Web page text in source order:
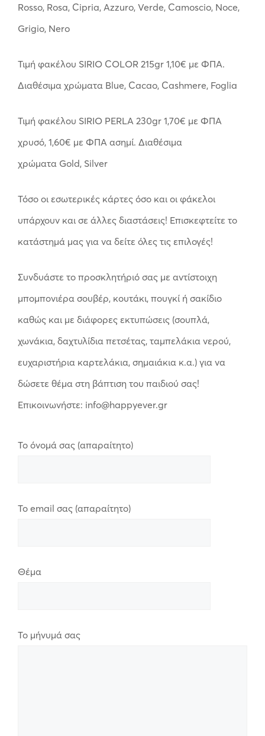
Rosso, Rosa, Cipria, Azzuro, Verde, Camoscio, Noce,
Grigio, Nero
Τιμή φακέλου SIRIO COLOR 215gr 1,10€ με ΦΠΑ.
Διαθέσιμα χρώματα Blue, Cacao, Cashmere, Foglia
Τιμή φακέλου SIRIO PERLA 230gr 1,70€ με ΦΠΑ
χρυσό, 1,60€ με ΦΠΑ ασημί. Διαθέσιμα
χρώματα Gold, Silver
Τόσο οι εσωτερικές κάρτες όσο και οι φάκελοι
υπάρχουν και σε άλλες διαστάσεις! Επισκεφτείτε το
κατάστημά μας για να δείτε όλες τις επιλογές!
Συνδυάστε το προσκλητήριό σας με αντίστοιχη
μπομπονιέρα σουβέρ, κουτάκι, πουγκί ή σακίδιο
καθώς και με διάφορες εκτυπώσεις (σουπλά,
χωνάκια, δαχτυλίδια πετσέτας, ταμπελάκια νερού,
ευχαριστήρια καρτελάκια, σημαιάκια κ.α.) για να
δώσετε θέμα στη βάπτιση του παιδιού σας!
Επικοινωνήστε: info@happyever.gr
Το όνομά σας (απαραίτητο)
Το email σας (απαραίτητο)
Θέμα
Το μήνυμά σας